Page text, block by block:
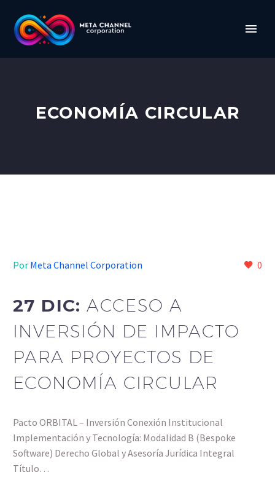
ECONOMÍA CIRCULAR
0
Por Meta Channel Corporation
27 DIC:ACCESO A
INVERSIÓN DE IMPACTO
PARA PROYECTOS DE
ECONOMÍA CIRCULAR
Pacto ORBITAL – Inversión Conexión Institucional
Implementación y Tecnología: Modalidad B (Bespoke
Software) Derecho Global y Asesoría Jurídica Integral
Título…